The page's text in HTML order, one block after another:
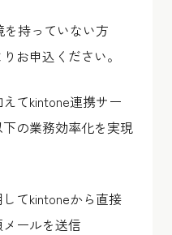
を持っていない方
りお申込ください。
てkintone連携サー
の業務効率化を実現
てkintoneから直接
ールを送信